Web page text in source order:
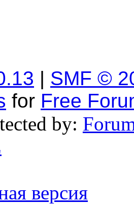
| SMF ©
for Free
by:
версия